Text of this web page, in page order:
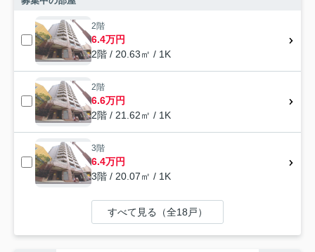
2階
6.4万円
2階 / 20.63㎡ / 1K
2階
6.6万円
2階 / 21.62㎡ / 1K
3階
6.4万円
3階 / 20.07㎡ / 1K
すべて見る（全18戸）